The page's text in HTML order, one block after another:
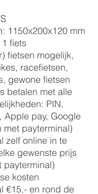
1150x200x120 mm
fiets
fietsen mogelijk,
racefietsen,
gewone fietsen
betalen met alle
PIN,
Apple pay, Google
met payterminal)
zelf online in te
gewenste prijs
payterminal)
kosten
€15,- en rond de